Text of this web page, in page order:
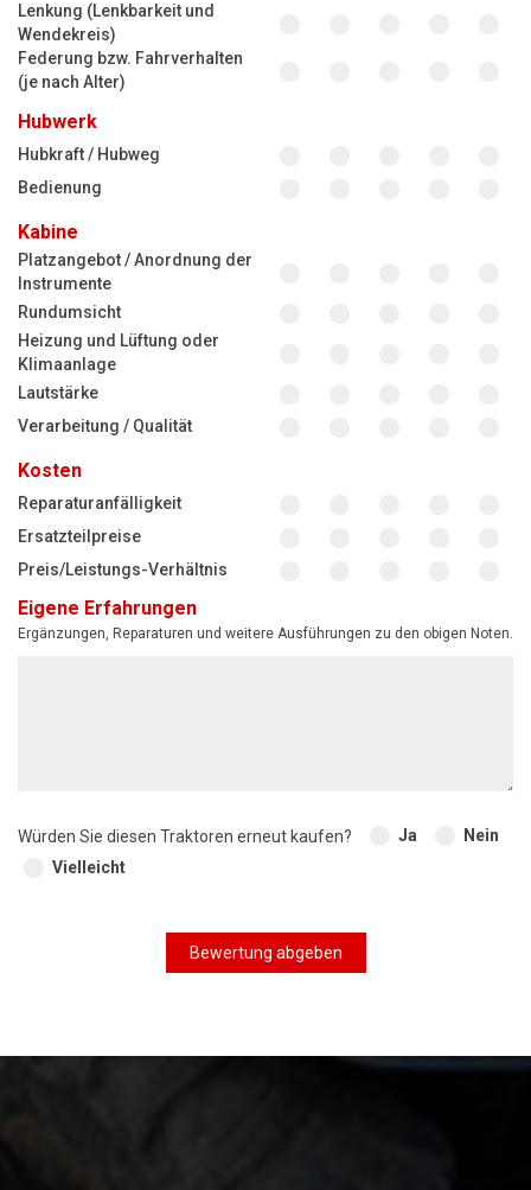
Lenkung (Lenkbarkeit und
Wendekreis)
Federung bzw. Fahrverhalten
(je nach Alter)
Hubwerk
Hubkraft / Hubweg
Bedienung
Kabine
Platzangebot / Anordnung der
Instrumente
Rundumsicht
Heizung und Lüftung oder
Klimaanlage
Lautstärke
Verarbeitung / Qualität
Kosten
Reparaturanfälligkeit
Ersatzteilpreise
Preis/Leistungs-Verhältnis
Eigene Erfahrungen
Ergänzungen, Reparaturen und weitere Ausführungen zu den obigen Noten.
Würden Sie diesen Traktoren erneut kaufen? Ja
Nein
Vielleicht
Bewertung abgeben